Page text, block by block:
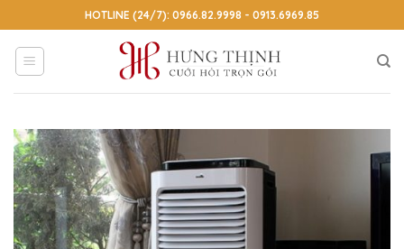
to
content
HOTLINE (24/7): 0966.82.9998 - 0913.6969.85